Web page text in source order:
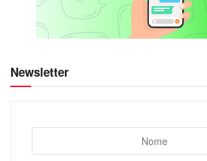
Newsletter